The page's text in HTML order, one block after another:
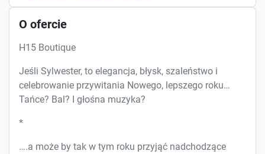
O ofercie
H15 Boutique
Jeśli Sylwester, to elegancja, błysk, szaleństwo i
celebrowanie przywitania Nowego, lepszego roku…
Tańce? Bal? I głośna muzyka?
*
….a może by tak w tym roku przyjąć nadchodzące